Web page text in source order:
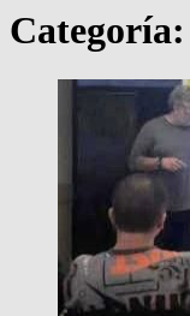
Categoría: